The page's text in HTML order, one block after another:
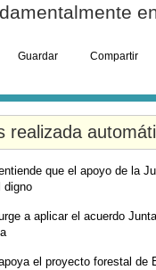
Guardar Compartir
realizada
que el apoyo de la
digno
a aplicar el acuerdo
el proyecto forestal de